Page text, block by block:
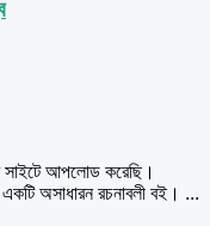
সাইটে আপলোড করেছি।
অসাধারন রচনাবলী বই। ...